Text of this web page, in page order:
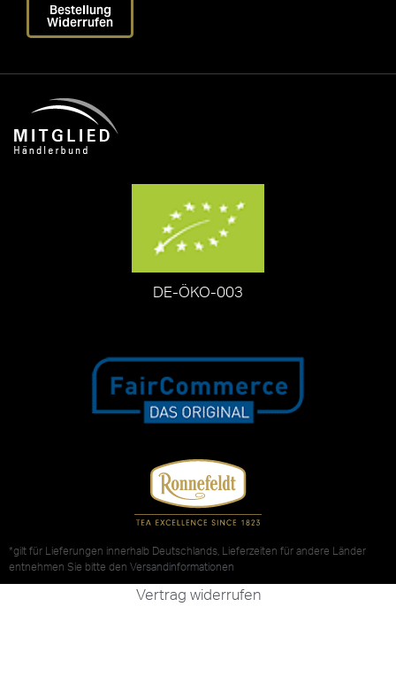
Bestellung
Widerrufen
DE-ÖKO-003
*gilt für Lieferungen innerhalb Deutschlands, Lieferzeiten für andere Länder
entnehmen Sie bitte den Versandinformationen
Vertrag widerrufen